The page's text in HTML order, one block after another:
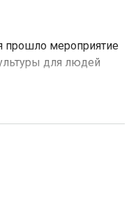
прошло мероприятие
для людей